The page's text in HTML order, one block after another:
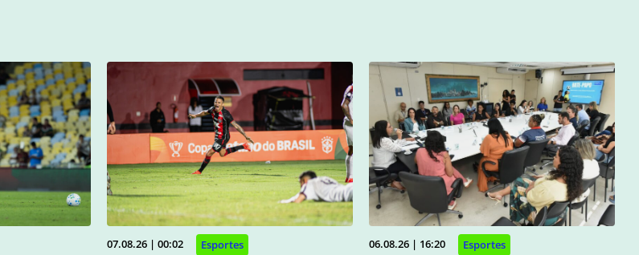
07.08.26 | 00:02 Esportes 06.08.26 | 16:20 Esportes